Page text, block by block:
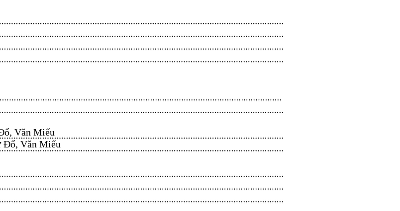
Văn Miếu​​​​
Đổ, Văn Miếu​​​​